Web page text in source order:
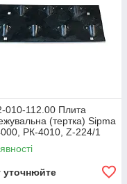
010-112.00 Плита
(тертка) Sipma
РК-4010, Z-224/1
уточнюйте